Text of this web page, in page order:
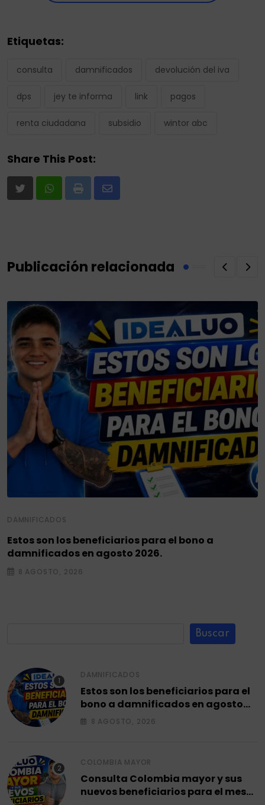
Etiquetas:
consulta damnificados devolución del iva
dps jey te informa link pagos
renta ciudadana subsidio wintor abc
Share This Post:
Print
Share
Publicación relacionada
DAMNIFICADOS
Estos son los beneficiarios para el bono a
damnificados en agosto 2026.
8 AGOSTO, 2026
Buscar
DAMNIFICADOS
Estos son los beneficiarios para el
bono a damnificados en agosto
2026.
8 AGOSTO, 2026
COLOMBIA MAYOR
Consulta Colombia mayor y sus
nuevos beneficiarios para el mes